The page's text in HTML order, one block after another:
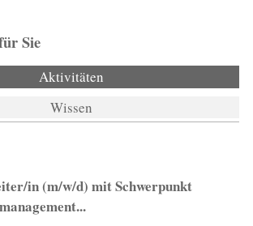
Sie
Aktivitäten
Wissen
in (m/w/d) mit Schwerpunkt